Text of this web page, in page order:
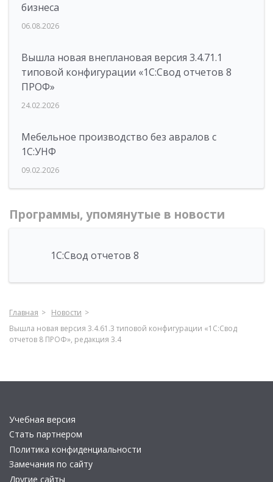
бизнеса
06.08.2026
Вышла новая внеплановая версия 3.4.71.1
типовой конфигурации «1C:Свод отчетов 8
ПРОФ»
24.02.2026
Мебельное производство без авралов с
1С:УНФ
09.02.2026
Программы, упомянутые в новости
1С:Свод отчетов 8
Главная
Новости
Вышла новая версия 3.4.61.3 типовой конфигурации «1C:Свод
отчетов 8 ПРОФ», редакция 3.4
Учебная версия
Стать партнером
Политика конфиденциальности
Замечания по сайту
Другие сайты